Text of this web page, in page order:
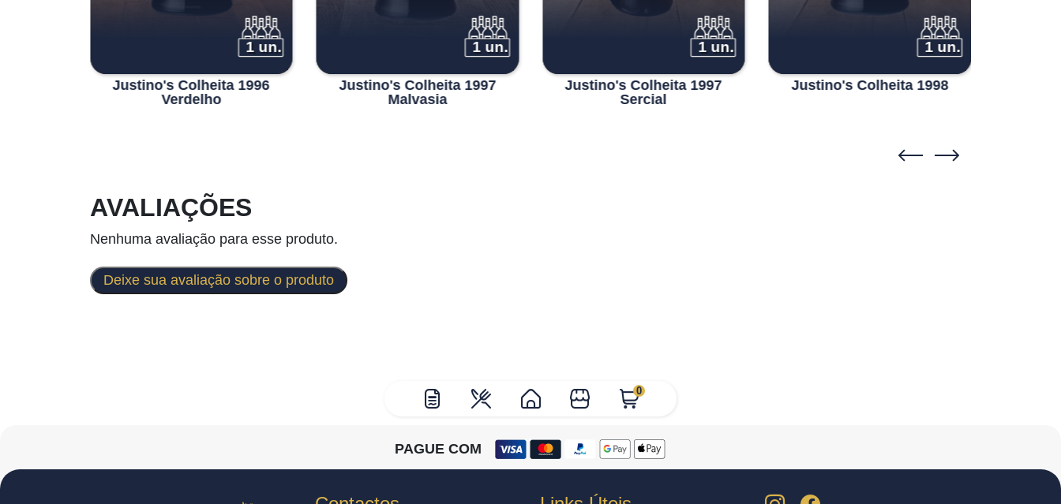
0
1 un.
Justino's Colheita 1996
Verdelho
1 un.
Justino's Colheita 1997
Malvasia
1 un.
Justino's Colheita 1997
Sercial
1 un.
Justino's Colheita 1998
AVALIAÇÕES
Nenhuma avaliação para esse produto.
Deixe sua avaliação sobre o produto
PAGUE COM